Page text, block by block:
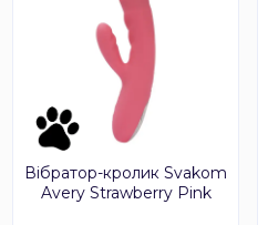
Вібратор-кролик Svakom
Avery Strawberry Pink